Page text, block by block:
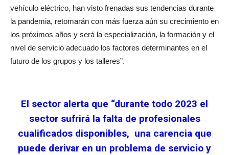
vehículo eléctrico, han visto frenadas sus tendencias durante
la pandemia, retomarán con más fuerza aún su crecimiento en
los próximos años y será la especialización, la formación y el
nivel de servicio adecuado los factores determinantes en el
futuro de los grupos y los talleres”.
El sector alerta que “durante todo 2023 el
sector sufrirá la falta de profesionales
cualificados disponibles, una carencia que
puede derivar en un problema de servicio y